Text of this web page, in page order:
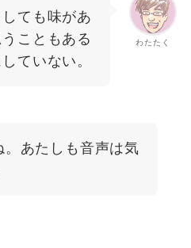
わたたく
ても味があ
こともある
ていない。
。あたしも音声は気